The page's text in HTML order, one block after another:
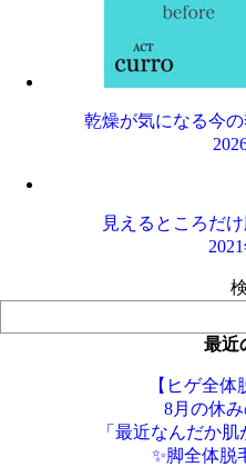
乾燥が気になる今
見えるところだ
最近
【ヒゲ全体
8月の休
「最近なんだか
✨脚全体脱